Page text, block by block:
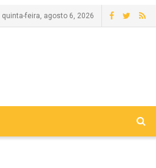
quinta-feira, agosto 6, 2026